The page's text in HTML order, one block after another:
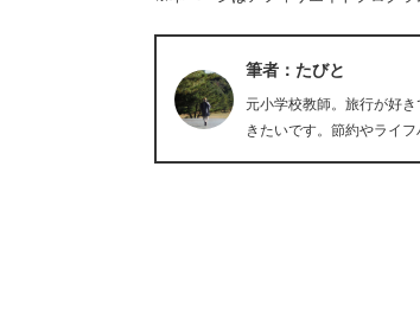
筆者：たびと
元小学校教師。旅行が好
きたいです。節約やライ